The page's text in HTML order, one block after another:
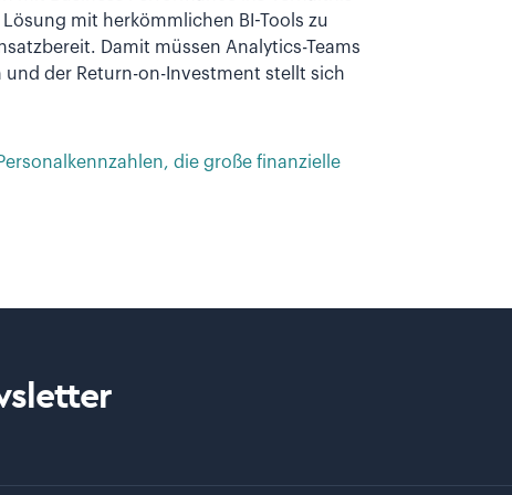
mit herkömmlichen BI-Tools zu
Damit müssen Analytics-Teams
und der Return-on-Investment stellt sich
die große finanzielle